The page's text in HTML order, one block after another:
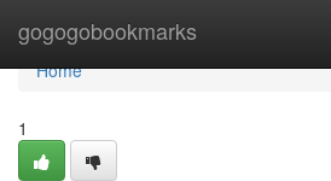
gogogobookmarks
Home
Home
1